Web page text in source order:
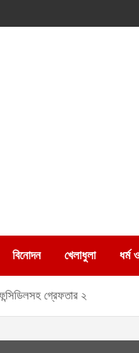
বিনোদন খেলাধুলা ধর্ম
গ্রেফতার ২